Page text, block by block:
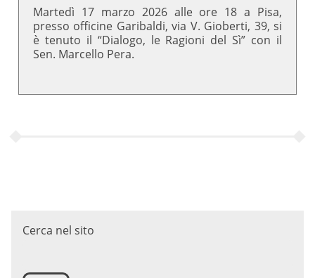
Martedì 17 marzo 2026 alle ore 18 a Pisa,
presso officine Garibaldi, via V. Gioberti, 39, si
è tenuto il “Dialogo, le Ragioni del Sì” con il
Sen. Marcello Pera.
Cerca nel sito